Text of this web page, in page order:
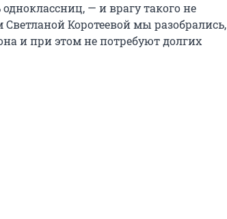
— и врагу такого не
Коротеевой мы разобрались,
и при этом не потребуют долгих